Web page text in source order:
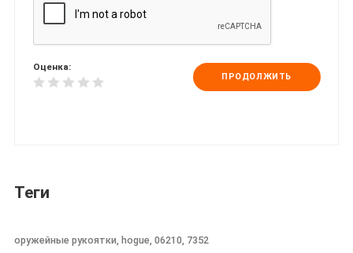
Оценка:
ПРОДОЛЖИТЬ
Теги
оружейные рукоятки, hogue, 06210, 7352